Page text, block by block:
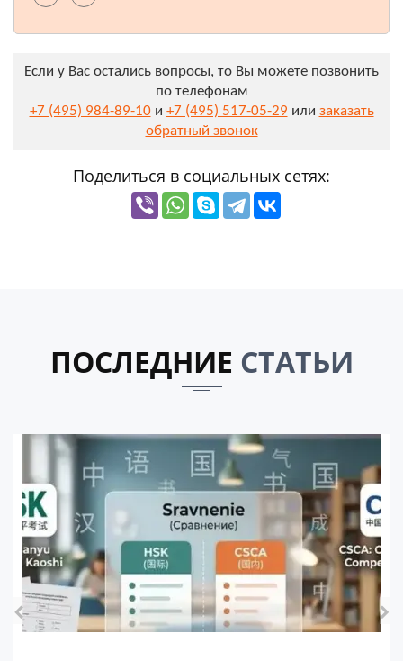
Если у Вас остались вопросы, то Вы можете позвонить
по телефонам
+7 (495) 984-89-10и +7 (495) 517-05-29 или заказать
обратный звонок
Поделиться в социальных сетях:
ПОСЛЕДНИЕ СТАТЬИ